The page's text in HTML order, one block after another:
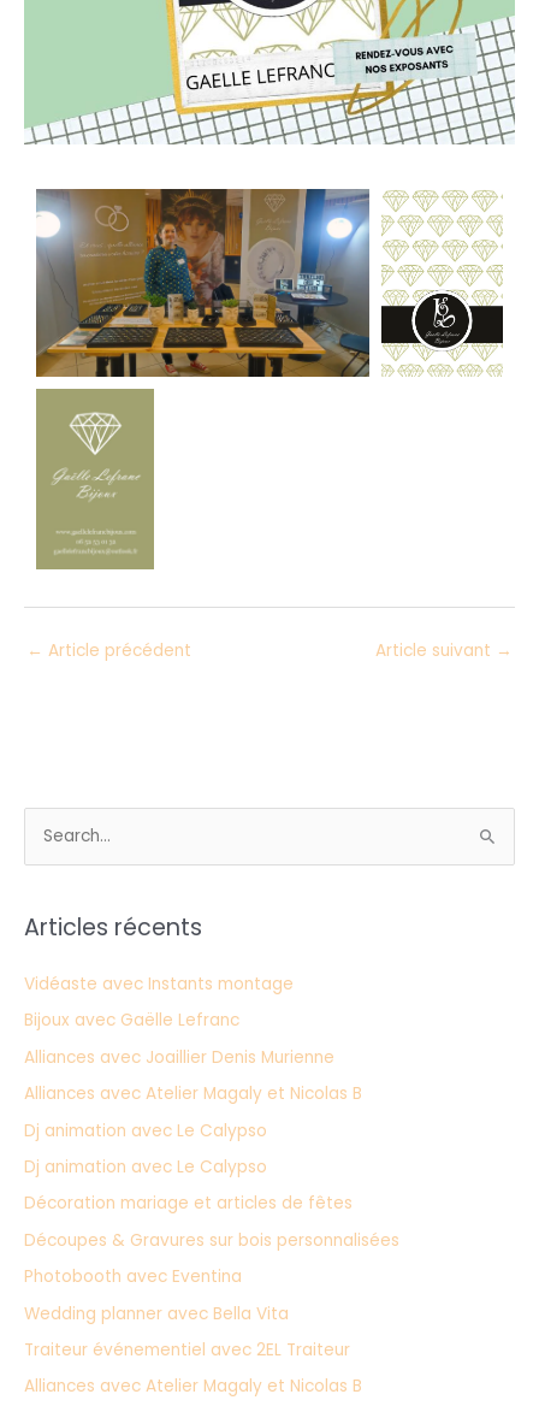
← Article précédent Article suivant →
e
h
h
e
r
:
Articles récents
Vidéaste avec Instants montage
Bijoux avec Gaëlle Lefranc
Alliances avec Joaillier Denis Murienne
Alliances avec Atelier Magaly et Nicolas B
Dj animation avec Le Calypso
Dj animation avec Le Calypso
Décoration mariage et articles de fêtes
Découpes & Gravures sur bois personnalisées
Photobooth avec Eventina
Wedding planner avec Bella Vita
Traiteur événementiel avec 2EL Traiteur
Alliances avec Atelier Magaly et Nicolas B